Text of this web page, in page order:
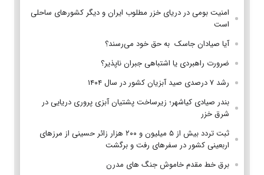
امنیت بومی در دریای خزر مطلوب ایران و دیگر کشورهای ساحلی
است
آیا صیادان جاسک به حق خود می‌رسند؟
ضرورت راهبردی یا اشتباهی جبران ناپذیر؟
رشد ۷ درصدی صید آبزیان کشور در سال ۱۴۰۴
بندر صیادی کیاشهر؛ زیرساخت پشتیان آبزی پروری دریایی در
شرق خزر
ثبت تردد بیش از ۵ میلیون و ۲۰۰ هزار زائر حسینی از مرزهای
اربعینی کشور در سفرهای رفت و برگشت
برق خط مقدم خاموش جنگ های مدرن